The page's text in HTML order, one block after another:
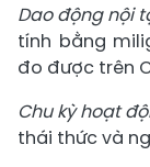
Dao động nội
tính bằng
đo được trên
Chu kỳ hoạt
thái thức và